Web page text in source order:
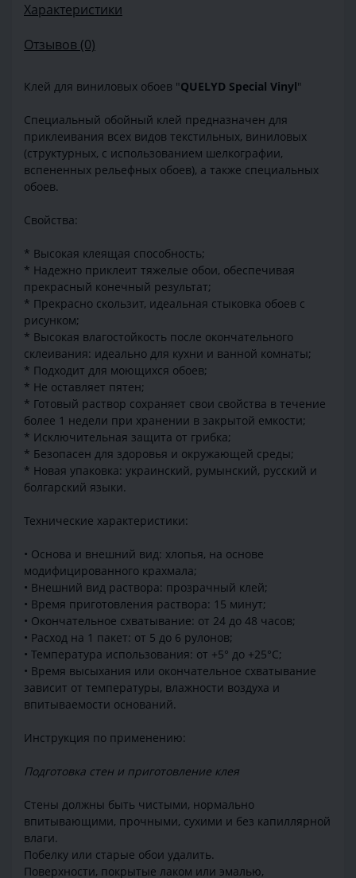
Характеристики
Отзывов (0)
Клей для виниловых обоев "QUELYD Special Vinyl"
Специальный обойный клей предназначен для
приклеивания всех видов текстильных, виниловых
(структурных, с использованием шелкографии,
вспененных рельефных обоев), а также специальных
обоев.
Свойства:
* Высокая клеящая способность;
* Надежно приклеит тяжелые обои, обеспечивая
прекрасный конечный результат;
* Прекрасно скользит, идеальная стыковка обоев с
рисунком;
* Высокая влагостойкость после окончательного
склеивания: идеально для кухни и ванной комнаты;
* Подходит для моющихся обоев;
* Не оставляет пятен;
* Готовый раствор сохраняет свои свойства в течение
более 1 недели при хранении в закрытой емкости;
* Исключительная защита от грибка;
* Безопасен для здоровья и окружающей среды;
* Новая упаковка: украинский, румынский, русский и
болгарский языки.
Технические характеристики:
• Основа и внешний вид: хлопья, на основе
модифицированного крахмала;
• Внешний вид раствора: прозрачный клей;
• Время приготовления раствора: 15 минут;
• Окончательное схватывание: от 24 до 48 часов;
• Расход на 1 пакет: от 5 до 6 рулонов;
• Температура использования: от +5° до +25°C;
• Время высыхания или окончательное схватывание
зависит от температуры, влажности воздуха и
впитываемости оснований.
Инструкция по применению:
Подготовка стен и приготовление клея
Стены должны быть чистыми, нормально
впитывающими, прочными, сухими и без капиллярной
влаги.
Побелку или старые обои удалить.
Поверхности, покрытые лаком или эмалью,